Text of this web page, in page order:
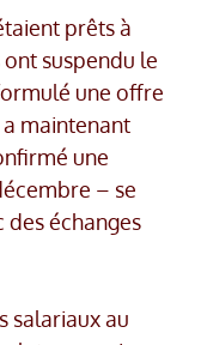
prêts à
suspendu le
une offre
maintenant
une
– se
échanges
salariaux au